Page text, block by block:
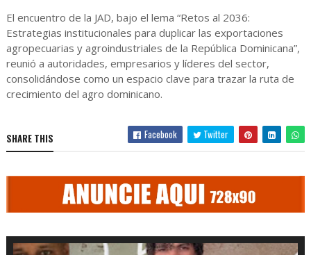
El encuentro de la JAD, bajo el lema “Retos al 2036:
Estrategias institucionales para duplicar las exportaciones
agropecuarias y agroindustriales de la República Dominicana”,
reunió a autoridades, empresarios y líderes del sector,
consolidándose como un espacio clave para trazar la ruta de
crecimiento del agro dominicano.
SHARE THIS Facebook Twitter